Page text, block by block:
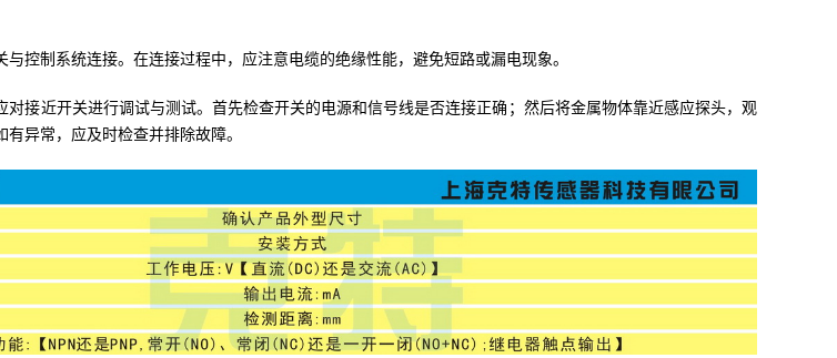
控制系统连接。在连接过程中，应注意电缆的绝缘性能，避免短路或漏电现象。
对接近开关进行调试与测试。首先检查开关的电源和信号线是否连接正确；然后将金属物体靠近感应探头，观
异常，应及时检查并排除故障。